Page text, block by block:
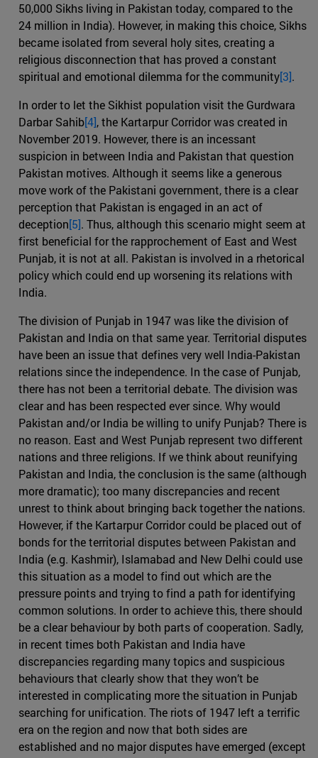
50,000 Sikhs living in Pakistan today, compared to the
24 million in India). However, in making this choice, Sikhs
became isolated from several holy sites, creating a
religious disconnection that has proved a constant
spiritual and emotional dilemma for the community[3].
In order to let the Sikhist population visit the Gurdwara
Darbar Sahib[4], the Kartarpur Corridor was created in
November 2019. However, there is an incessant
suspicion in between India and Pakistan that question
Pakistan motives. Although it seems like a generous
move work of the Pakistani government, there is a clear
perception that Pakistan is engaged in an act of
deception[5]. Thus, although this scenario might seem at
first beneficial for the rapprochement of East and West
Punjab, it is not at all. Pakistan is involved in a rhetorical
policy which could end up worsening its relations with
India.
The division of Punjab in 1947 was like the division of
Pakistan and India on that same year. Territorial disputes
have been an issue that defines very well India-Pakistan
relations since the independence. In the case of Punjab,
there has not been a territorial debate. The division was
clear and has been respected ever since. Why would
Pakistan and/or India be willing to unify Punjab? There is
no reason. East and West Punjab represent two different
nations and three religions. If we think about reunifying
Pakistan and India, the conclusion is the same (although
more dramatic); too many discrepancies and recent
unrest to think about bringing back together the nations.
However, if the Kartarpur Corridor could be placed out of
bonds for the territorial disputes between Pakistan and
India (e.g. Kashmir), Islamabad and New Delhi could use
this situation as a model to find out which are the
pressure points and trying to find a path for identifying
common solutions. In order to achieve this, there should
be a clear behaviour by both parts of cooperation. Sadly,
in recent times both Pakistan and India have
discrepancies regarding many topics and suspicious
behaviours that clearly show that they won’t be
interested in complicating more the situation in Punjab
searching for unification. The riots of 1947 left a terrific
era on the region and now that both sides are
established and no major disputes have emerged (except